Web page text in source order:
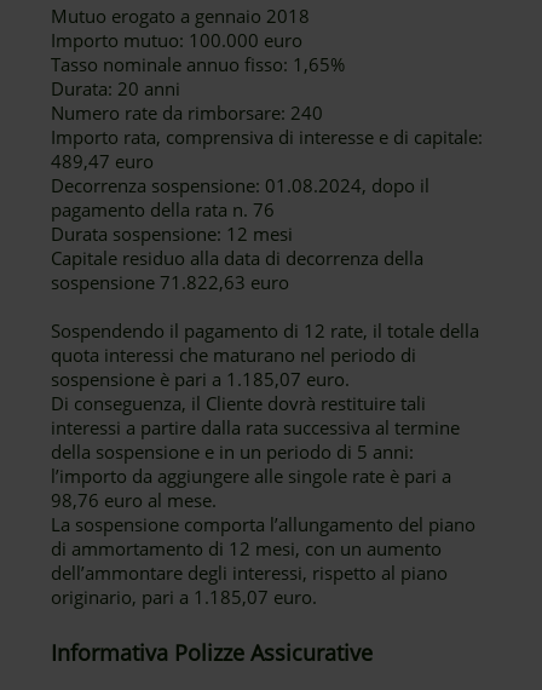
Mutuo erogato a gennaio 2018
Importo mutuo: 100.000 euro
Tasso nominale annuo fisso: 1,65%
Durata: 20 anni
Numero rate da rimborsare: 240
Importo rata, comprensiva di interesse e di capitale:
489,47 euro
Decorrenza sospensione: 01.08.2024, dopo il
pagamento della rata n. 76
Durata sospensione: 12 mesi
Capitale residuo alla data di decorrenza della
sospensione 71.822,63 euro
Sospendendo il pagamento di 12 rate, il totale della
quota interessi che maturano nel periodo di
sospensione è pari a 1.185,07 euro.
Di conseguenza, il Cliente dovrà restituire tali
interessi a partire dalla rata successiva al termine
della sospensione e in un periodo di 5 anni:
l’importo da aggiungere alle singole rate è pari a
98,76 euro al mese.
La sospensione comporta l’allungamento del piano
di ammortamento di 12 mesi, con un aumento
dell’ammontare degli interessi, rispetto al piano
originario, pari a 1.185,07 euro.
Informativa Polizze Assicurative